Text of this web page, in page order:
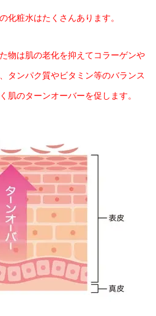
化粧水はたくさんあります。
物は肌の老化を抑えてコラーゲンや
タンパク質やビタミン等のバランス
肌のターンオーバーを促します。